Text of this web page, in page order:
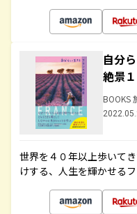
自分
絶景
BOOKS
世界を４０年以上歩いて
けする、人生を輝かせる